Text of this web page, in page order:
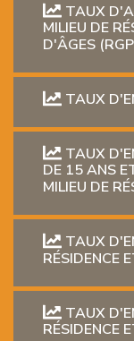
TAUX
MILIEU DE
D'ÂGES
TAUX
TAUX
DE 15 ANS
MILIEU DE
TAUX
RÉSIDENCE
TAUX
RÉSIDENCE